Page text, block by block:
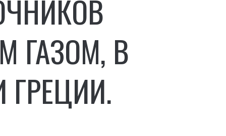
ГАЗОМ, В
ГРЕЦИИ.